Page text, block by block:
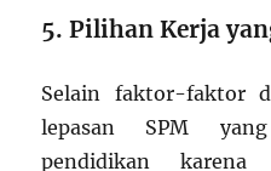
5. Pilihan Kerja
Selain faktor-faktor
lepasan SPM
pendidikan karena